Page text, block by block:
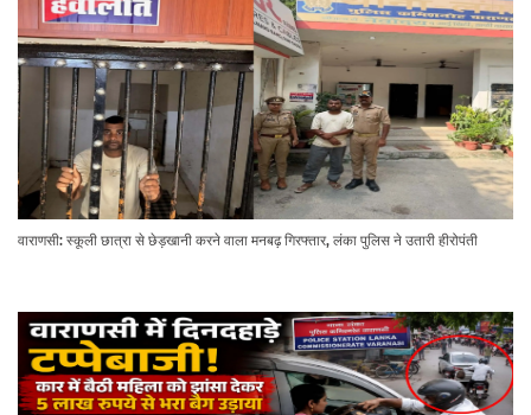
वाराणसी: स्कूली छात्रा से छेड़खानी करने वाला मनबढ़ गिरफ्तार, लंका पुलिस ने उतारी हीरोपंती